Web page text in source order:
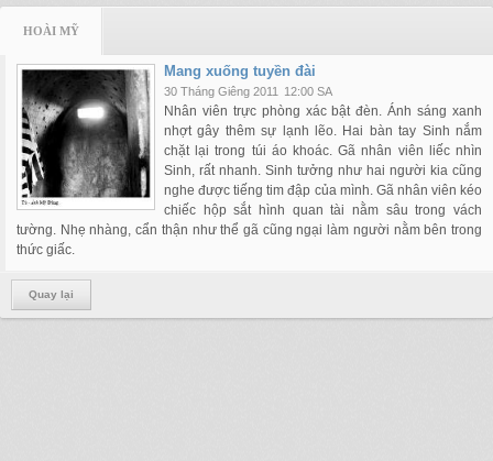
HOÀI MỸ
Mang xuống tuyền đài
30 Tháng Giêng 2011 12:00 SA
Nhân viên trực phòng xác bật đèn. Ánh sáng xanh
nhợt gây thêm sự lạnh lẽo. Hai bàn tay Sinh nắm
chặt lại trong túi áo khoác. Gã nhân viên liếc nhìn
Sinh, rất nhanh. Sinh tưởng như hai người kia cũng
nghe được tiếng tim đập của mình. Gã nhân viên kéo
chiếc hộp sắt hình quan tài nằm sâu trong vách
tường. Nhẹ nhàng, cẩn thận như thể gã cũng ngại làm người nằm bên trong
thức giấc.
Quay lại